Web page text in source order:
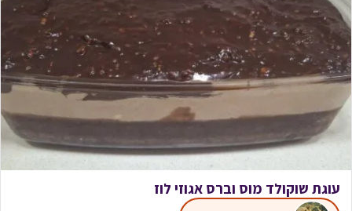
עוגת שוקולד מוס וברס אגוזי לוז